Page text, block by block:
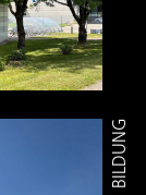
BILDUNG